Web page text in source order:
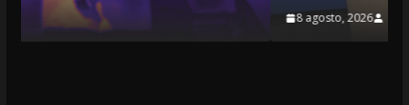
8 agosto, 2026